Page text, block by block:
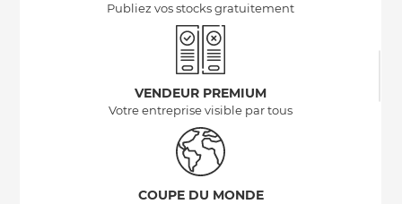
Publiez vos stocks gratuitement
VENDEUR PREMIUM
Votre entreprise visible par tous
COUPE DU MONDE